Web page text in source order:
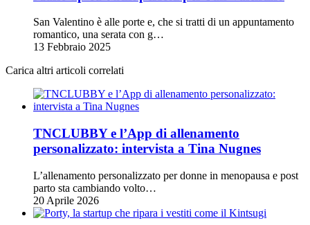
San Valentino è alle porte e, che si tratti di un appuntamento
romantico, una serata con g…
13 Febbraio 2025
Carica altri articoli correlati
TNCLUBBY e l’App di allenamento
personalizzato: intervista a Tina Nugnes
L’allenamento personalizzato per donne in menopausa e post
parto sta cambiando volto…
20 Aprile 2026